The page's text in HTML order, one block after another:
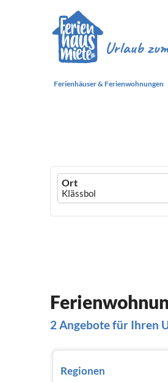
Ferienhäuser & Ferienwohnungen
Ferienhausmiete
logo
Ort
2 Angebote für Ihren
Regionen